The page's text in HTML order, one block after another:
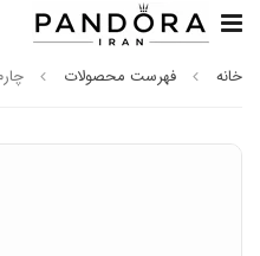
خانه فهرست محصولات